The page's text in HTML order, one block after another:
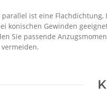
ist eine
konischen Gewinden
Sie passende
vermeiden.